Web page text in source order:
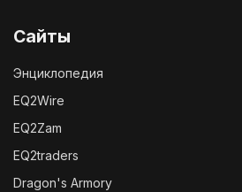
Сайты
Энциклопедия
EQ2Wire
EQ2Zam
EQ2traders
Dragon's Armory